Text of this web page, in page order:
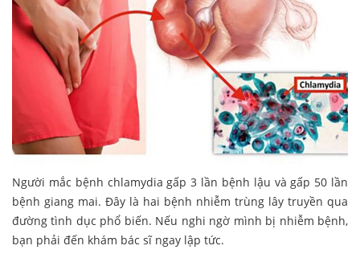
Người mắc bệnh chlamydia gấp 3 lần bệnh lậu và gấp 50 lần
bệnh giang mai. Đây là hai bệnh nhiễm trùng lây truyền qua
đường tình dục phổ biến. Nếu nghi ngờ mình bị nhiễm bệnh,
bạn phải đến khám bác sĩ ngay lập tức.